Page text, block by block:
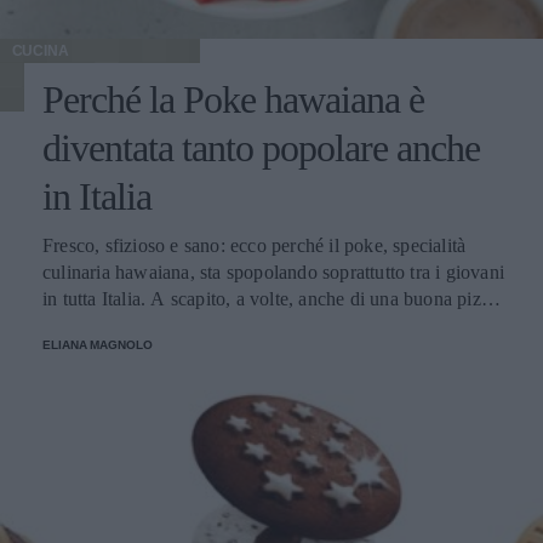
CUCINA
Perché la Poke hawaiana è
diventata tanto popolare anche
in Italia
Fresco, sfizioso e sano: ecco perché il poke, specialità
culinaria hawaiana, sta spopolando soprattutto tra i giovani
in tutta Italia. A scapito, a volte, anche di una buona pizza.
ELIANA MAGNOLO